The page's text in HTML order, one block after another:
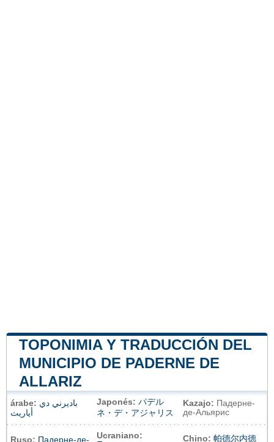
TOPONIMIA Y TRADUCCIÓN DEL
MUNICIPIO DE PADERNE DE
ALLARIZ
árabe: باديرني دي
أياريث
Japonés: パデル
ネ・デ・アジャリス
Kazajo: Падерне-
де-Альярис
Ruso: Падерне-де-
Ucraniano:
Chino: 帕德尔内德